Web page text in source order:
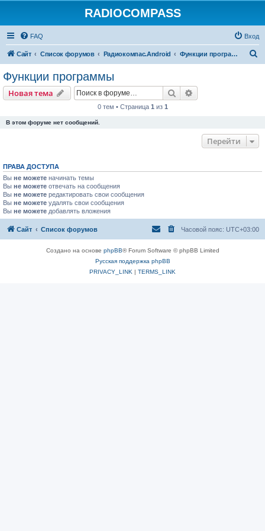
RADIOCOMPASS
FAQ Вход
Сайт Список форумов Радиокомпас.Android Функции программы
Функции программы
Новая тема Поиск
0 тем • Страница 1 из 1
В этом форуме нет сообщений.
Перейти
ПРАВА ДОСТУПА
Вы не можете начинать темы
Вы не можете отвечать на сообщения
Вы не можете редактировать свои сообщения
Вы не можете удалять свои сообщения
Вы не можете добавлять вложения
Сайт Список форумов Часовой пояс: UTC+03:00
Создано на основе phpBB® Forum Software © phpBB Limited
Русская поддержка phpBB
PRIVACY_LINK | TERMS_LINK